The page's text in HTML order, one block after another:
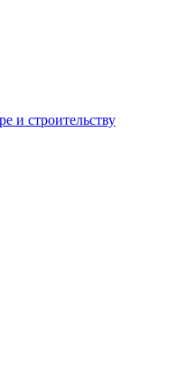
и строительству